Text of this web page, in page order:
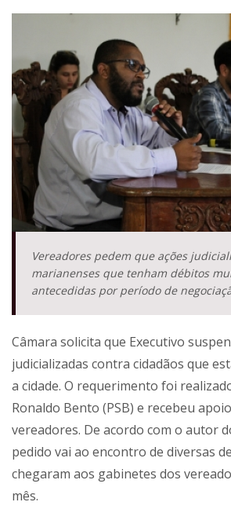
Vereadores pedem que ações
marianenses que tenham débitos
antecedidas por período de
Câmara solicita que Executivo
judicializadas contra cidadãos que
a cidade. O requerimento foi
Ronaldo Bento (PSB) e recebeu
vereadores. De acordo com o autor
pedido vai ao encontro de diversas
chegaram aos gabinetes dos
mês.